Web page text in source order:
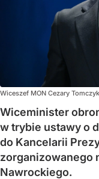
Wiceszef MON Cezary Tomczyk
Wiceminister
w trybie ustawy o
do Kancelarii
zorganizowanego
Nawrockiego.